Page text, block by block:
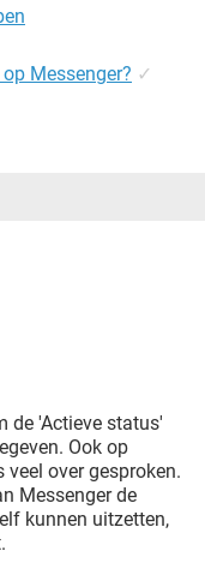
Messenger? ✓
de 'Actieve status'
Ook op
over gesproken.
Messenger de
kunnen uitzetten,